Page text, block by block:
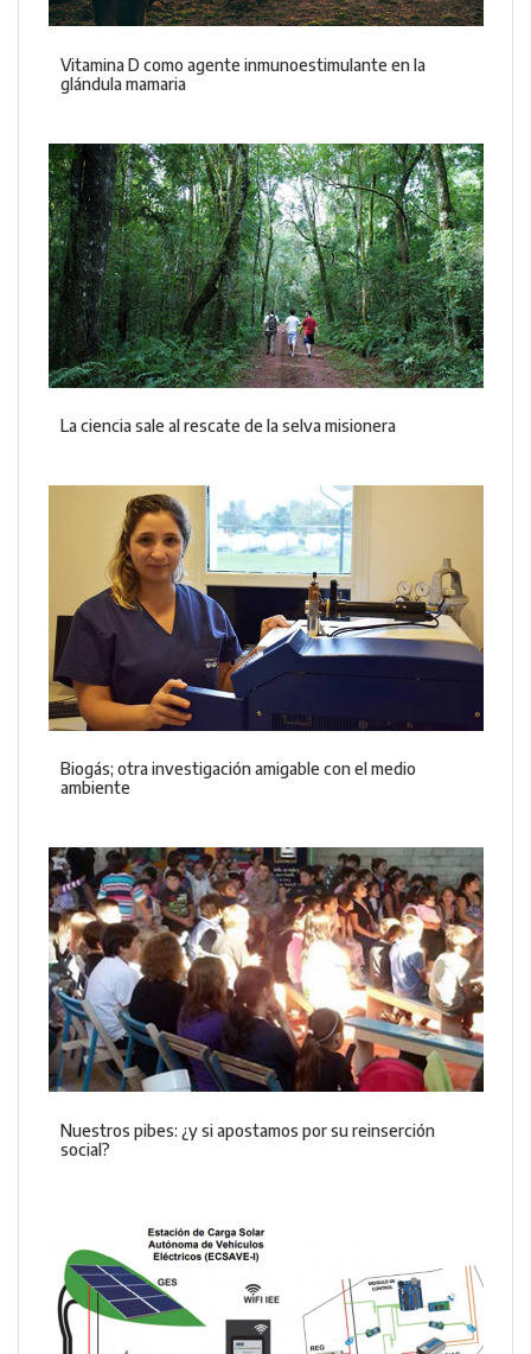
Vitamina D como agente inmunoestimulante en la
glándula mamaria
La ciencia sale al rescate de la selva misionera
Biogás; otra investigación amigable con el medio
ambiente
Nuestros pibes: ¿y si apostamos por su reinserción
social?